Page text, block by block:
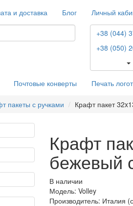
и доставка Блог Личный
+38 (044)
+38 (050)
Почтовые конверты Печать
пакеты с ручками Крафт пакет
Крафт
бежевый
В наличии
Модель: Volley
Производитель: Италия